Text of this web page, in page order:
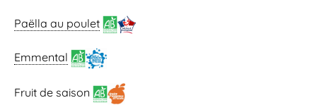
Paëlla au poulet
Emmental
Fruit de saison